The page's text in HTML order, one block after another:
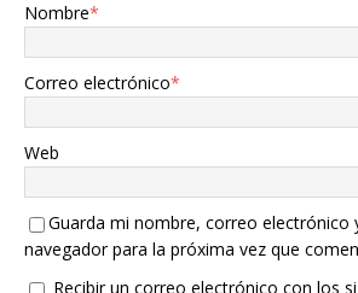
Nombre*
Correo electrónico*
Web
Guarda mi nombre, correo electrónico
navegador para la próxima vez que
Recibir un correo electrónico con los